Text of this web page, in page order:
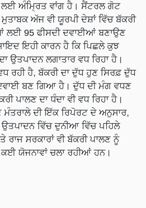
ਲਈ ਅੰਮ੍ਰਿਤ ਵਾਂਗ ਹੈ। ਸੈਂਟਰਲ ਗੋਟ
ਅੱਜ ਵੀ ਯੂਰਪੀ ਦੇਸ਼ਾਂ ਵਿੱਚ ਬੱਕਰੀ
ਲਈ 95 ਫੀਸਦੀ ਦਵਾਈਆਂ ਬਣਾਉਣ
ਇਹੀ ਕਾਰਨ ਹੈ ਕਿ ਪਿਛਲੇ ਕੁਝ
ਉਤਪਾਦਨ ਲਗਾਤਾਰ ਵਧ ਰਿਹਾ ਹੈ।
ਰਹੀ ਹੈ, ਬੱਕਰੀ ਦਾ ਦੁੱਧ ਹੁਣ ਸਿਰਫ਼ ਦੁੱਧ
ਬਣ ਗਿਆ ਹੈ। ਦੁੱਧ ਦੀ ਮੰਗ ਵਧਣ
ਪਾਲਣ ਦਾ ਧੰਦਾ ਵੀ ਵਧ ਰਿਹਾ ਹੈ।
ਦੀ ਇੱਕ ਰਿਪੋਰਟ ਦੇ ਅਨੁਸਾਰ,
ਵਿੱਚ ਦੁਨੀਆ ਵਿੱਚ ਪਹਿਲੇ
ਸਰਕਾਰਾਂ ਵੀ ਬੱਕਰੀ ਪਾਲਣ ਨੂੰ
ਯੋਜਨਾਵਾਂ ਚਲਾ ਰਹੀਆਂ ਹਨ।